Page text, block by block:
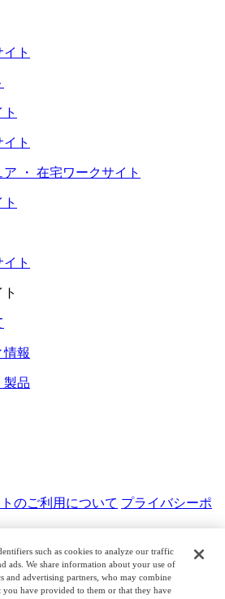
ト
ト
・ 在宅ワークサイト
ト
情報
製品
のご利用について プライバシーポ
CORPORATION. ALL RIGHTS
企業広報
such as cookies to analyze our traffic
ads. We share information about your use of
and advertising partners, who may combine
have provided to them or that they have